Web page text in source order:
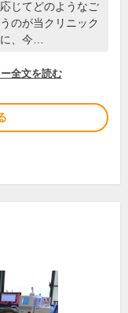
じてどのようなご
のが当クリニック
、今…
全文を読む